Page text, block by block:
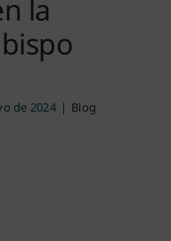
la
de 2024 | Blog